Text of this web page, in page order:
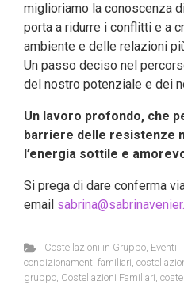
miglioriamo la conoscenza
porta a ridurre i conflitti e a
ambiente e delle relazioni
Un passo deciso nel
del nostro potenziale e dei
Un lavoro profondo, che
barriere delle resistenze
l’energia sottile e
Si prega di dare conferma
email
Costellazioni in Gruppo, Eventi
condizionamenti familiari,
gruppo, Costellazioni Familiari,